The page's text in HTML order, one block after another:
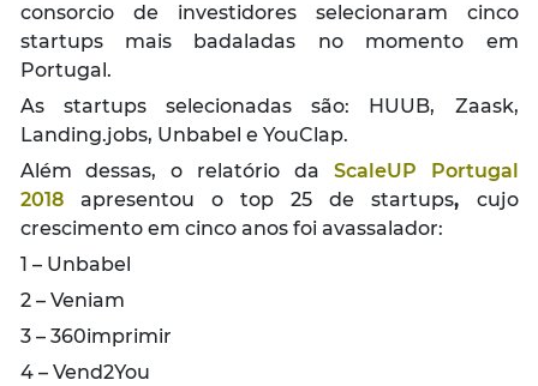
consorcio de investidores selecionaram cinco
startups mais badaladas no momento em
Portugal.
As startups selecionadas são: HUUB, Zaask,
Landing.jobs, Unbabel e YouClap.
Além dessas, o relatório da ScaleUP Portugal
2018apresentou o top 25 de startups, cujo
crescimento em cinco anos foi avassalador:
1 – Unbabel
2 – Veniam
3 – 360imprimir
4 – Vend2You